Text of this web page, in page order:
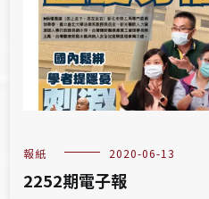
報紙 2020-06-13
2252期電子報